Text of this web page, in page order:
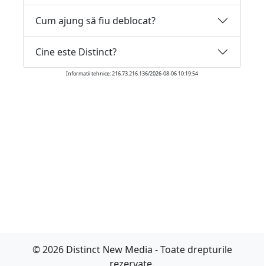
Cum ajung să fiu deblocat?
Cine este Distinct?
Informatii tehnice: 216.73.216.136/2026-08-06 10:19:54
© 2026 Distinct New Media - Toate drepturile